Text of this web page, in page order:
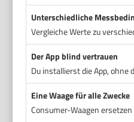
Unterschiedliche
Vergleiche Werte zu
Der App blind vertrauen
Du installierst die App, ohne
Eine Waage für alle Zwecke
Consumer-Waagen